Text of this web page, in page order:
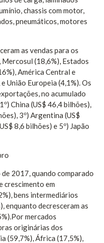
chassis com motor,
pneumáticos, motores
as vendas para os
(18,6%), Estados
América Central e
União Europeia (4,1%). Os
no acumulado
China (US$ 46,4 bilhões),
3º) Argentina (US$
8,6 bilhões) e 5º) Japão
2017, quando comparado
crescimento em
bens intermediários
enquanto decresceram as
mercados
originárias dos
(59,7%), África (17,5%),